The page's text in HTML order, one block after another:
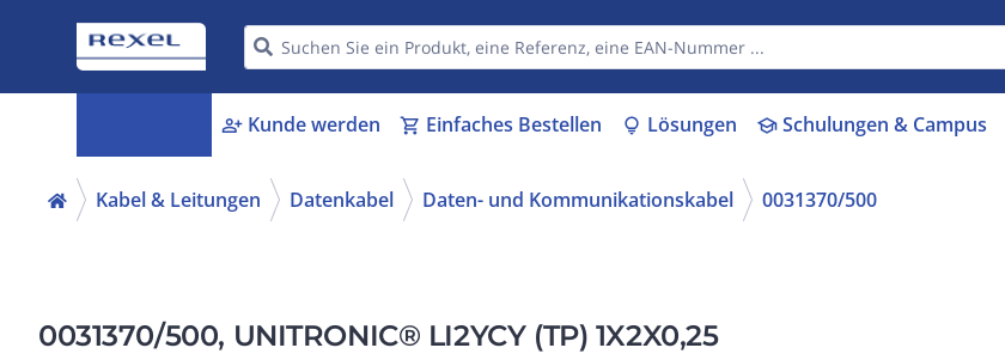
person_add Kunde werden shopping_cart Einfaches Bestellen lightbulb Lösungen schoolSchulungen & Campus
Kabel & Leitungen Datenkabel Daten- und Kommunikationskabel 0031370/500
0031370/500, UNITRONIC® LI2YCY (TP) 1X2X0,25